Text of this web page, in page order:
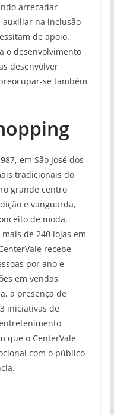
arrecadar
auxiliar na inclusão
de apoio.
o desenvolvimento
desenvolver
se também
em São José dos
tradicionais do
grande centro
e vanguarda,
de moda,
de 240 lojas em
recebe
por ano e
em vendas
a presença de
iniciativas de
que o CenterVale
com o público